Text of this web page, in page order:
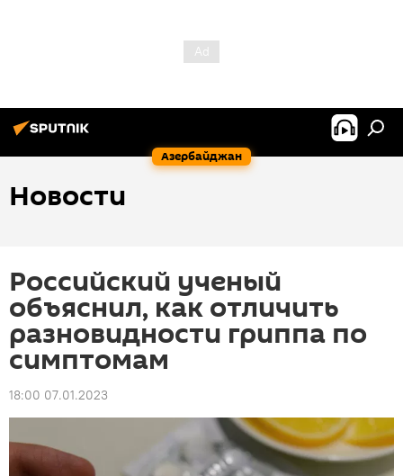
Азербайджан
Новости
Российский ученый
объяснил, как отличить
разновидности гриппа по
симптомам
18:00 07.01.2023